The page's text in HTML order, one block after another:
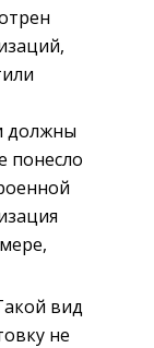
должны
понесло
вид
не